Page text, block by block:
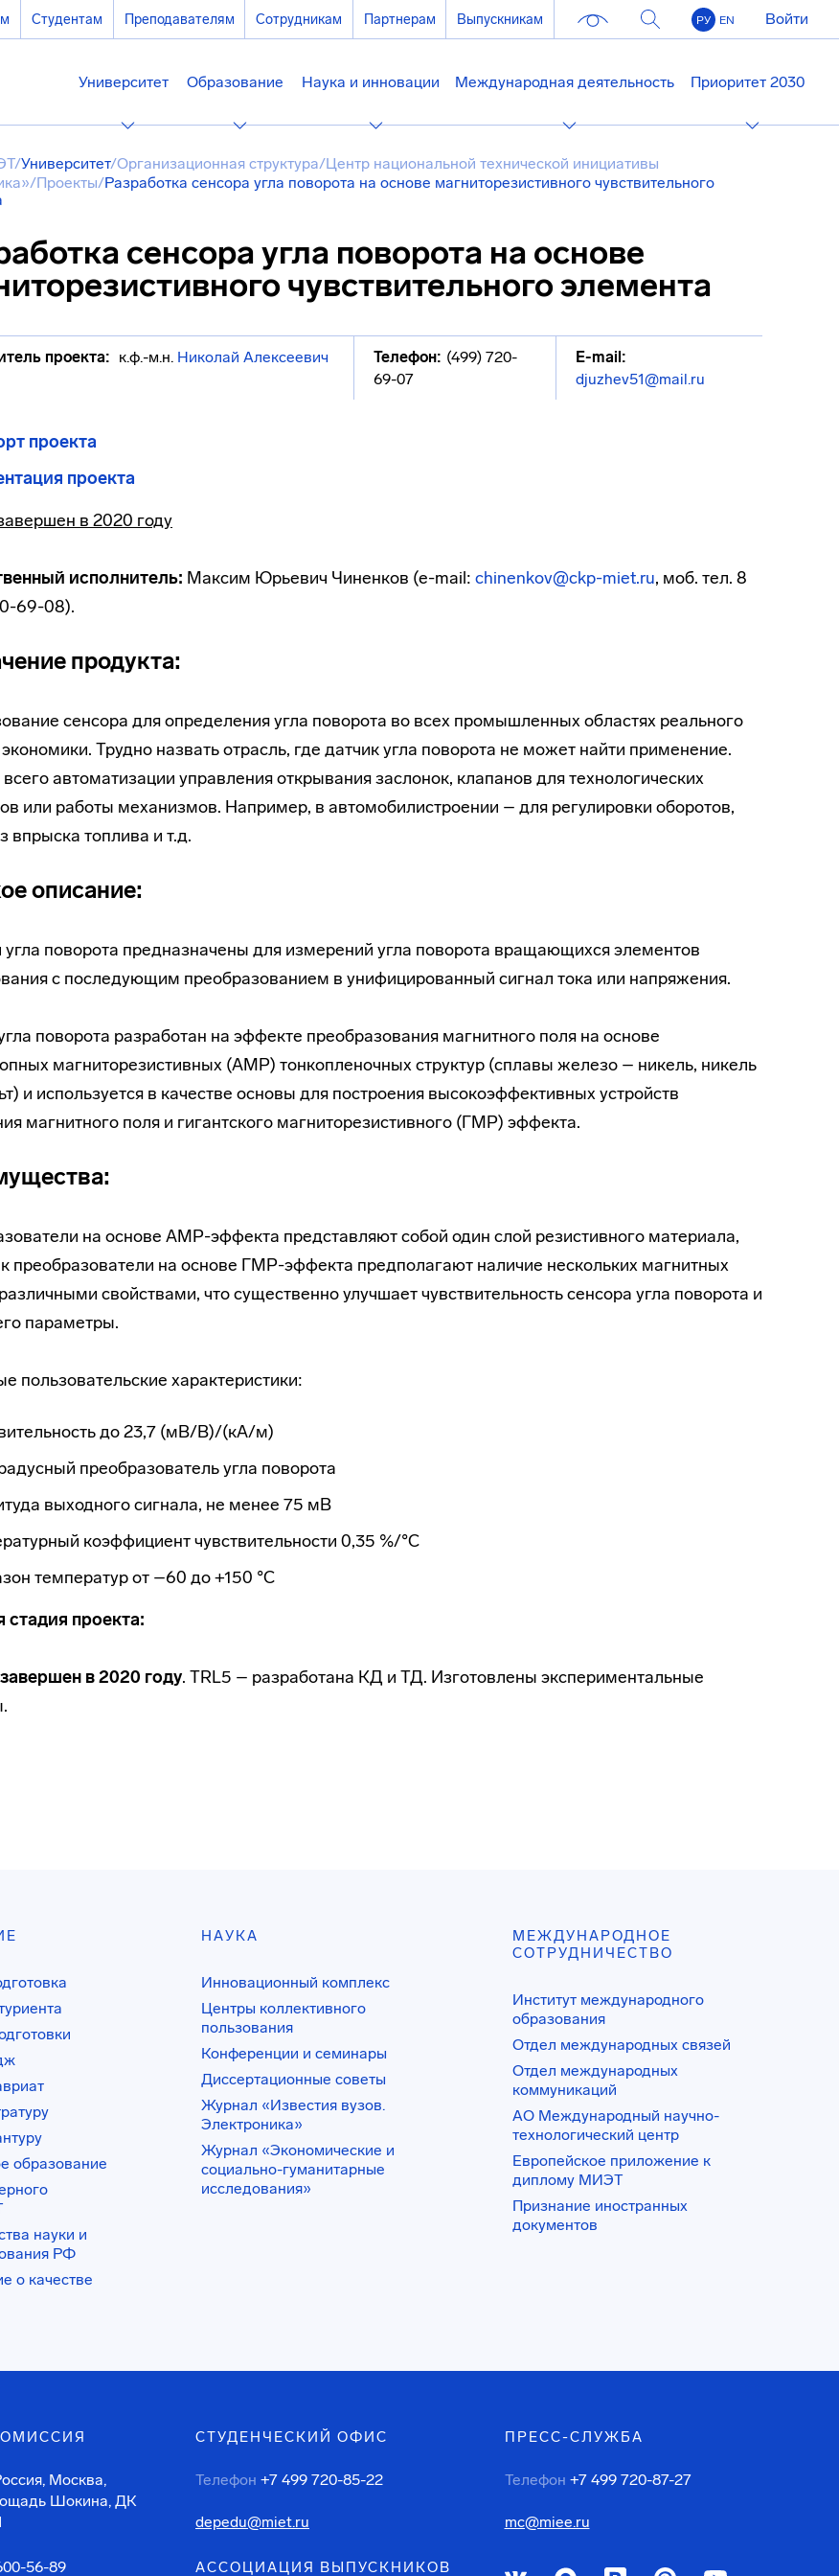
Студентам Преподавателям Сотрудникам Партнерам Выпускникам РУ EN Войти
Университет Образование Наука и инновации Международная деятельность Приоритет 2030
/Университет/Организационная структура/Центр национальной технической инициативы
/Проекты/Разработка сенсора угла поворота на основе магниторезистивного чувствительного
сенсора угла поворота на основе
чувствительного элемента
проекта: к.ф.-м.н. Николай Алексеевич
Телефон: (499) 720-
69-07
E-mail:
djuzhev51@mail.ru
проекта
проекта
в 2020 году
исполнитель: Максим Юрьевич Чиненков (e-mail: chinenkov@ckp-miet.ru, моб. тел. 8
69-08).
продукта:
сенсора для определения угла поворота во всех промышленных областях реального
Трудно назвать отрасль, где датчик угла поворота не может найти применение.
автоматизации управления открывания заслонок, клапанов для технологических
или работы механизмов. Например, в автомобилистроении – для регулировки оборотов,
впрыска топлива и т.д.
описание:
угла поворота предназначены для измерений угла поворота вращающихся элементов
с последующим преобразованием в унифицированный сигнал тока или напряжения.
поворота разработан на эффекте преобразования магнитного поля на основе
магниторезистивных (АМР) тонкопленочных структур (сплавы железо – никель, никель
и используется в качестве основы для построения высокоэффективных устройств
магнитного поля и гигантского магниторезистивного (ГМР) эффекта.
на основе АМР-эффекта представляют собой один слой резистивного материала,
преобразователи на основе ГМР-эффекта предполагают наличие нескольких магнитных
свойствами, что существенно улучшает чувствительность сенсора угла поворота и
параметры.
пользовательские характеристики:
до 23,7 (мВ/В)/(кА/м)
преобразователь угла поворота
выходного сигнала, не менее 75 мВ
коэффициент чувствительности 0,35 %/°С
температур от –60 до +150 °С
стадия проекта:
в 2020 году. TRL5 – разработана КД и ТД. Изготовлены экспериментальные
образование
науки и
РФ
о качестве
НАУКА
Инновационный комплекс
Центры коллективного
пользования
Конференции и семинары
Диссертационные советы
Журнал «Известия вузов.
Электроника»
Журнал «Экономические и
социально-гуманитарные
исследования»
МЕЖДУНАРОДНОЕ
СОТРУДНИЧЕСТВО
Институт международного
образования
Отдел международных связей
Отдел международных
коммуникаций
АО Международный научно-
технологический центр
Европейское приложение к
диплому МИЭТ
Признание иностранных
документов
Москва,
Шокина, ДК
56-89
СТУДЕНЧЕСКИЙ ОФИС
Телефон +7 499 720-85-22
depedu@miet.ru
АССОЦИАЦИЯ ВЫПУСКНИКОВ
ПРЕСС-СЛУЖБА
Телефон +7 499 720-87-27
mc@miee.ru